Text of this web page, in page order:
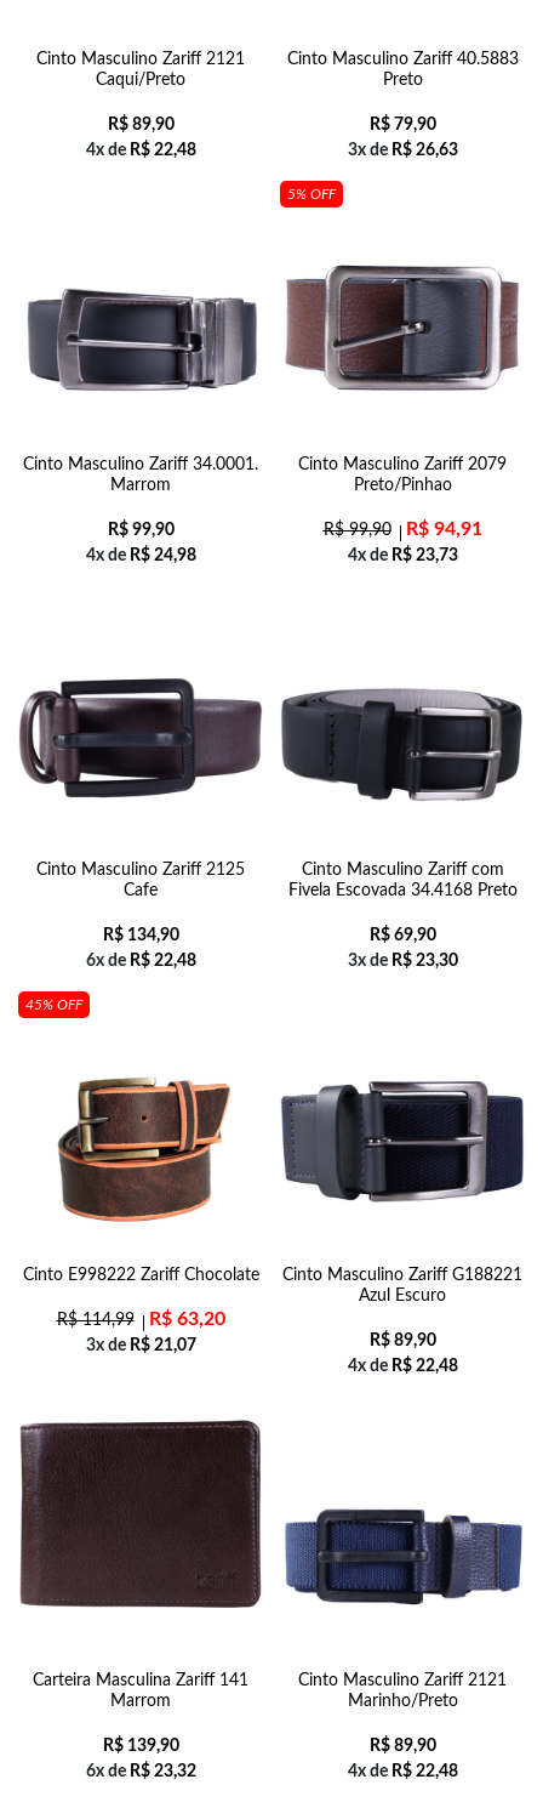
Cinto Masculino Zariff 2121
Caqui/Preto
R$89,90
4x de R$22,48
Cinto Masculino Zariff 40.5883
Preto
R$79,90
3x de R$26,63
Cinto Masculino Zariff 34.0001.
Marrom
R$99,90
4x de R$24,98
5% OFF
Cinto Masculino Zariff 2079
Preto/Pinhao
R$99,90 R$94,91
4x de R$23,73
Cinto Masculino Zariff 2125
Cafe
R$134,90
6x de R$22,48
Cinto Masculino Zariff com
Fivela Escovada 34.4168 Preto
R$69,90
3x de R$23,30
45% OFF
Cinto E998222 Zariff Chocolate
R$114,99 R$63,20
3x de R$21,07
Cinto Masculino Zariff G188221
Azul Escuro
R$89,90
4x de R$22,48
Carteira Masculina Zariff 141
Marrom
R$139,90
6x de R$23,32
Cinto Masculino Zariff 2121
Marinho/Preto
R$89,90
4x de R$22,48